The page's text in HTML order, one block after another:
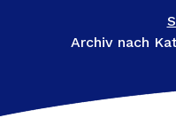
Archiv nach